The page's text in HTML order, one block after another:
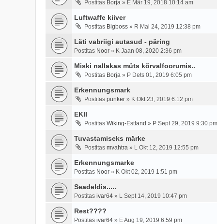
Postitas Borja » E Mär 19, 2018 10:14 am
Luftwaffe kiiver
Postitas Bigboss » R Mai 24, 2019 12:38 pm
Läti vabriigi autasud - päring
Postitas Noor » K Jaan 08, 2020 2:36 pm
Miski nallakas müts kõrvalfoorumis..
Postitas Borja » P Dets 01, 2019 6:05 pm
Erkennungsmark
Postitas punker » K Okt 23, 2019 6:12 pm
EKII
Postitas Wiking-Estland » P Sept 29, 2019 9:30 pm
Tuvastamiseks märke
Postitas mvahtra » L Okt 12, 2019 12:55 pm
Erkennungsmarke
Postitas Noor » K Okt 02, 2019 1:51 pm
Seadeldis.....
Postitas ivar64 » L Sept 14, 2019 10:47 pm
Rest????
Postitas ivar64 » E Aug 19, 2019 6:59 pm